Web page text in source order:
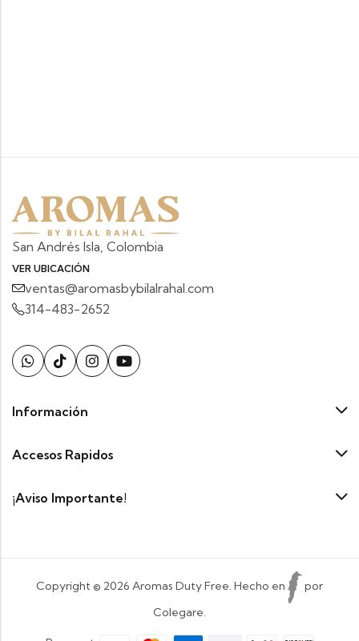
San Andrés Isla, Colombia
VER UBICACIÓN
ventas@aromasbybilalrahal.com
314-483-2652
Información
Accesos Rapidos
¡Aviso Importante!
Copyright © 2026 Aromas Duty Free. Hecho en
por
Colegare.